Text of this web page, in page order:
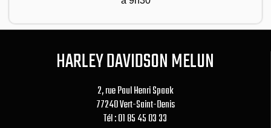
HARLEY DAVIDSON MELUN
2, rue Paul Henri Spaak
77240 Vert-Saint-Denis
Tél : 01 85 45 03 33